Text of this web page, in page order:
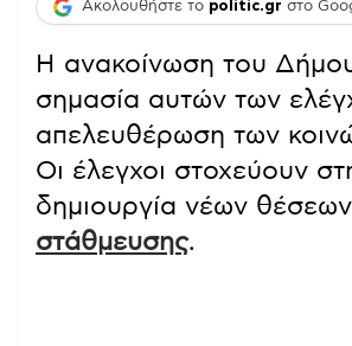
Ακολουθήστε το politic.gr στο
Η ανακοίνωση του Δήμου
σημασία αυτών των
απελευθέρωση των
Οι έλεγχοι στοχεύουν
δημιουργία νέων θέσεων
στάθμευσης.